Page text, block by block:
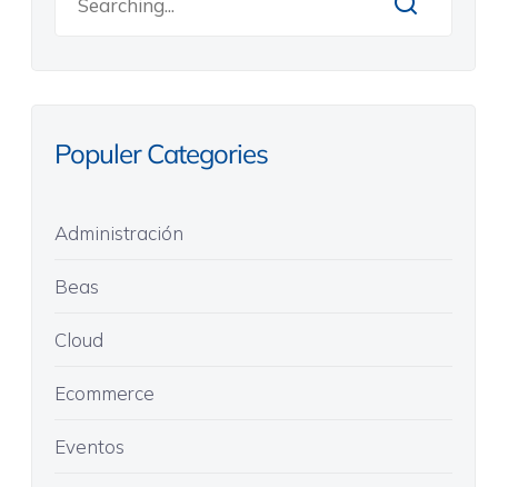
Populer Categories
Administración
Beas
Cloud
Ecommerce
Eventos